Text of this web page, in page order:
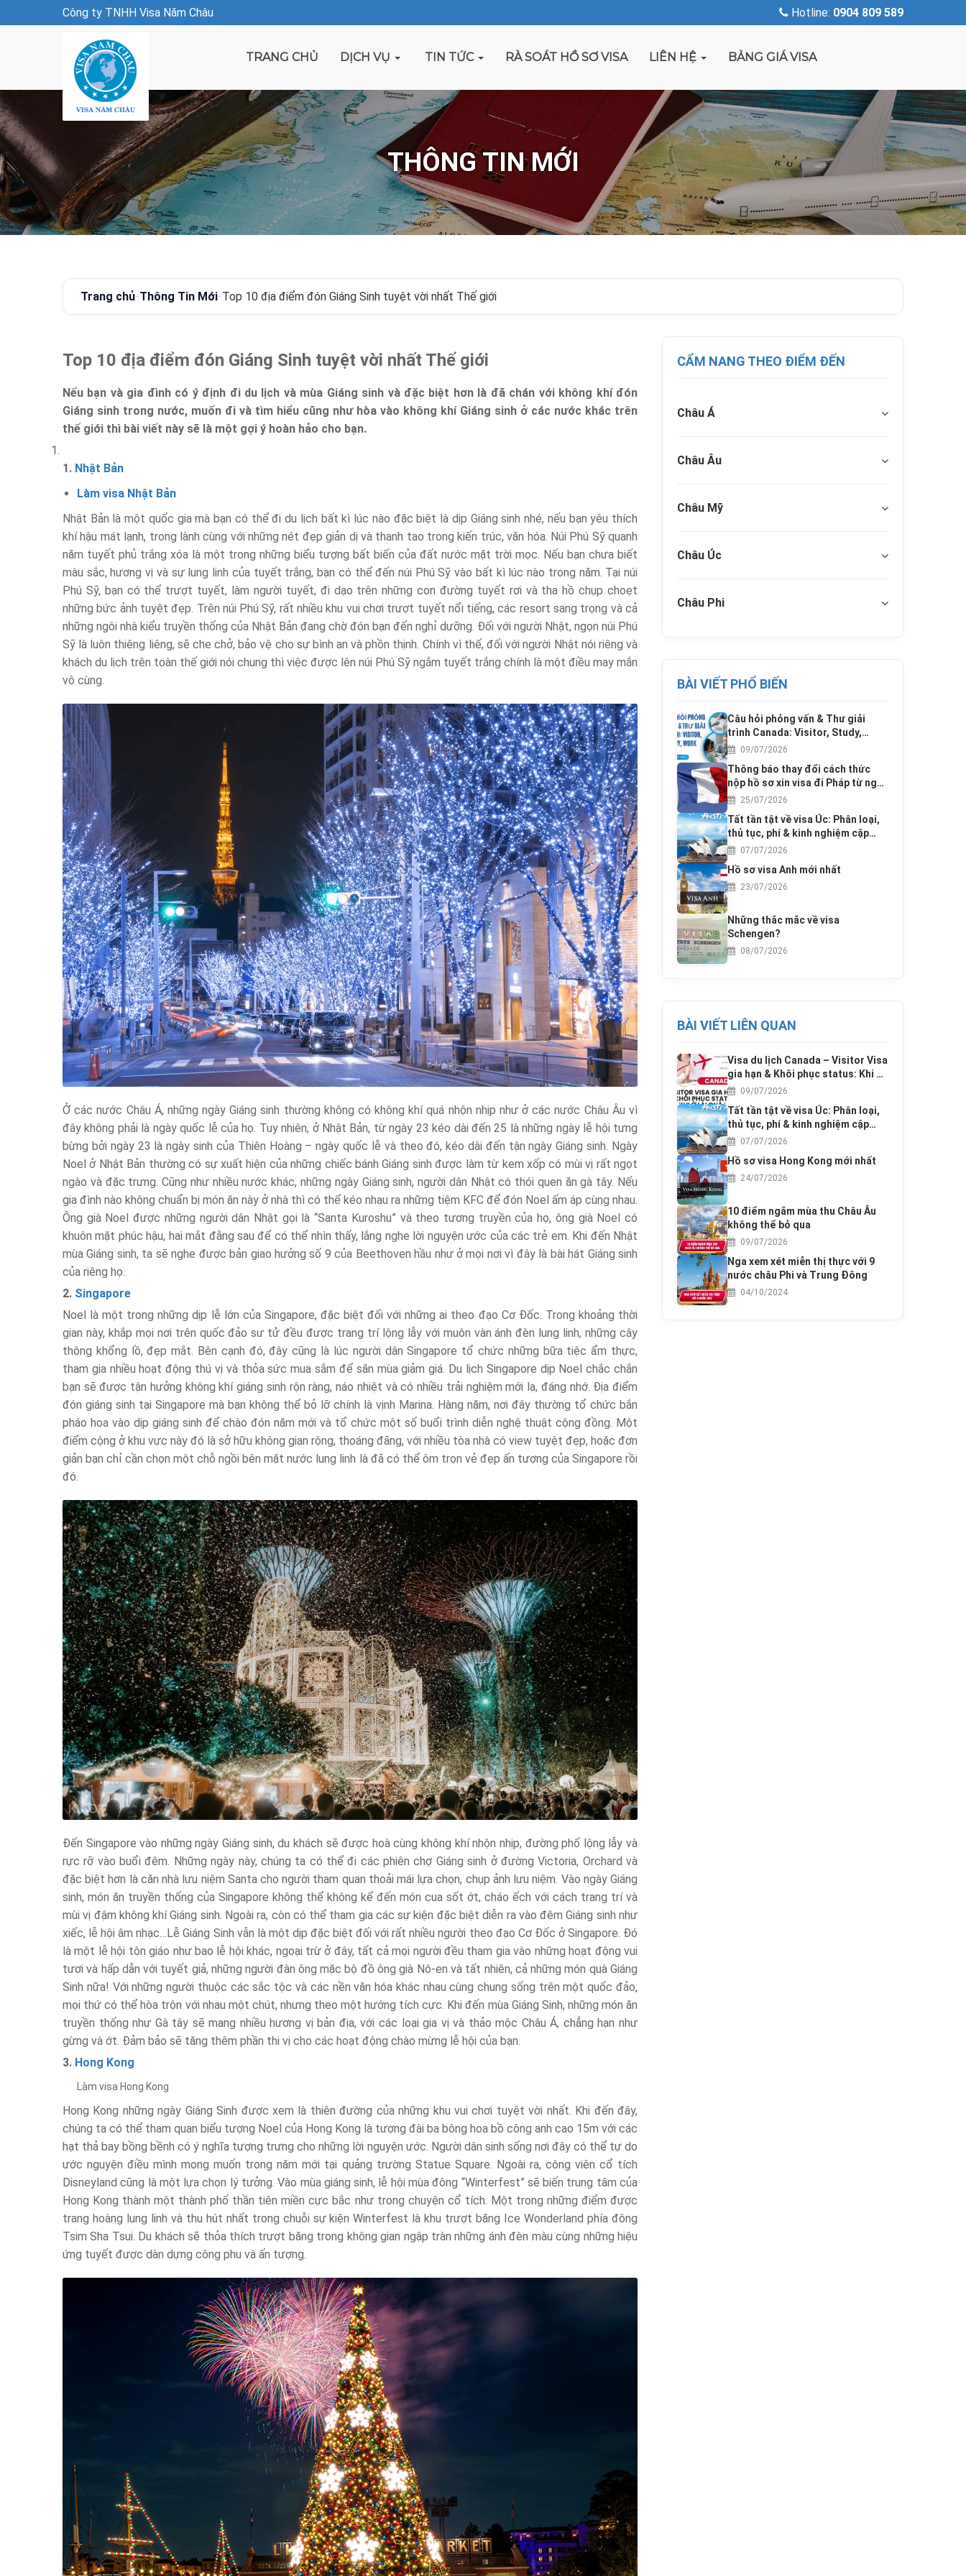
Công ty TNHH Visa Năm Châu Hotline: 0904 809 589
TRANG CHỦ DỊCH VỤ TIN TỨC RÀ SOÁT HỒ SƠ VISA LIÊN HỆ BẢNG GIÁ VISA
THÔNG TIN MỚI
Trang chủ-Thông Tin Mới-Top 10 địa điểm đón Giáng Sinh tuyệt vời nhất Thế giới
Top 10 địa điểm đón Giáng Sinh tuyệt vời nhất Thế giới
Nếu bạn và gia đình có ý định đi du lịch và mùa Giáng sinh và đặc biệt hơn là đã chán với không khí đón
Giáng sinh trong nước, muốn đi và tìm hiểu cũng như hòa vào không khí Giáng sinh ở các nước khác trên
thế giới thì bài viết này sẽ là một gợi ý hoàn hảo cho bạn.
1. Nhật Bản
Làm visa Nhật Bản
Nhật Bản là một quốc gia mà bạn có thể đi du lịch bất kì lúc nào đặc biệt là dịp Giáng sinh nhé, nếu bạn yêu thích
khí hậu mát lạnh, trong lành cùng với những nét đẹp giản dị và thanh tao trong kiến trúc, văn hóa. Núi Phú Sỹ quanh
năm tuyết phủ trắng xóa là một trong những biểu tượng bất biến của đất nước mặt trời mọc. Nếu bạn chưa biết
màu sắc, hương vị và sự lung linh của tuyết trắng, bạn có thể đến núi Phú Sỹ vào bất kì lúc nào trong năm. Tại núi
Phú Sỹ, bạn có thể trượt tuyết, làm người tuyết, đi dạo trên những con đường tuyết rơi và tha hồ chụp choẹt
những bức ảnh tuyệt đẹp. Trên núi Phú Sỹ, rất nhiều khu vui chơi trượt tuyết nổi tiếng, các resort sang trọng và cả
những ngôi nhà kiểu truyền thống của Nhật Bản đang chờ đón bạn đến nghỉ dưỡng. Đối với người Nhật, ngọn núi Phú
Sỹ là luôn thiêng liêng, sẽ che chở, bảo vệ cho sự bình an và phồn thịnh. Chính vì thế, đối với người Nhật nói riêng và
khách du lịch trên toàn thế giới nói chung thì việc được lên núi Phú Sỹ ngắm tuyết trắng chính là một điều may mắn
vô cùng.
Ở các nước Châu Á, những ngày Giáng sinh thường không có không khí quá nhộn nhịp như ở các nước Châu Âu vì
đây không phải là ngày quốc lễ của họ. Tuy nhiên, ở Nhật Bản, từ ngày 23 kéo dài đến 25 là những ngày lễ hội tưng
bừng bởi ngày 23 là ngày sinh của Thiên Hoàng – ngày quốc lễ và theo đó, kéo dài đến tận ngày Giáng sinh. Ngày
Noel ở Nhật Bản thường có sự xuất hiện của những chiếc bánh Giáng sinh được làm từ kem xốp có mùi vị rất ngọt
ngào và đặc trưng. Cũng như nhiều nước khác, những ngày Giáng sinh, người dân Nhật có thói quen ăn gà tây. Nếu
gia đình nào không chuẩn bị món ăn này ở nhà thì có thể kéo nhau ra những tiệm KFC để đón Noel ấm áp cùng nhau.
Ông già Noel được những người dân Nhật gọi là “Santa Kuroshu” và theo tương truyền của họ, ông già Noel có
khuôn mặt phúc hậu, hai mắt đằng sau để có thể nhìn thấy, lắng nghe lời nguyện ước của các trẻ em. Khi đến Nhật
mùa Giáng sinh, ta sẽ nghe được bản giao hưởng số 9 của Beethoven hầu như ở mọi nơi vì đây là bài hát Giáng sinh
của riêng họ.
2. Singapore
Noel là một trong những dịp lễ lớn của Singapore, đặc biệt đối với những ai theo đạo Cơ Đốc. Trong khoảng thời
gian này, khắp mọi nơi trên quốc đảo sư tử đều được trang trí lộng lẫy với muôn vàn ánh đèn lung linh, những cây
thông khổng lồ, đẹp mắt. Bên cạnh đó, đây cũng là lúc người dân Singapore tổ chức những bữa tiệc ẩm thực,
tham gia nhiều hoạt động thú vị và thỏa sức mua sắm để săn mùa giảm giá. Du lịch Singapore dịp Noel chắc chắn
bạn sẽ được tận hưởng không khí giáng sinh rộn ràng, náo nhiệt và có nhiều trải nghiệm mới lạ, đáng nhớ. Địa điểm
đón giáng sinh tại Singapore mà bạn không thể bỏ lỡ chính là vịnh Marina. Hàng năm, nơi đây thường tổ chức bắn
pháo hoa vào dịp giáng sinh để chào đón năm mới và tổ chức một số buổi trình diễn nghệ thuật cộng đồng. Một
điểm cộng ở khu vực này đó là sở hữu không gian rộng, thoáng đãng, với nhiều tòa nhà có view tuyệt đẹp, hoặc đơn
giản bạn chỉ cần chọn một chỗ ngồi bên mặt nước lung linh là đã có thể ôm trọn vẻ đẹp ấn tượng của Singapore rồi
đó.
Đến Singapore vào những ngày Giáng sinh, du khách sẽ được hoà cùng không khí nhộn nhịp, đường phố lộng lẫy và
rực rỡ vào buổi đêm. Những ngày này, chúng ta có thể đi các phiên chợ Giáng sinh ở đường Victoria, Orchard và
đặc biệt hơn là căn nhà lưu niệm Santa cho người tham quan thoải mái lựa chọn, chụp ảnh lưu niệm. Vào ngày Giáng
sinh, món ăn truyền thống của Singapore không thể không kể đến món cua sốt ớt, cháo ếch với cách trang trí và
mùi vị đậm không khí Giáng sinh. Ngoài ra, còn có thể tham gia các sự kiện đặc biệt diễn ra vào đêm Giáng sinh như
xiếc, lễ hội âm nhạc…Lễ Giáng Sinh vẫn là một dịp đặc biệt đối với rất nhiều người theo đạo Cơ Đốc ở Singapore. Đó
là một lễ hội tôn giáo như bao lễ hội khác, ngoại trừ ở đây, tất cả mọi người đều tham gia vào những hoạt động vui
tươi và hấp dẫn với tuyết giả, những người đàn ông mặc bộ đồ ông già Nô-en và tất nhiên, cả những món quà Giáng
Sinh nữa! Với những người thuộc các sắc tộc và các nền văn hóa khác nhau cùng chung sống trên một quốc đảo,
mọi thứ có thể hòa trộn với nhau một chút, nhưng theo một hướng tích cực. Khi đến mùa Giáng Sinh, những món ăn
truyền thống như Gà tây sẽ mang nhiều hương vị bản địa, với các loại gia vị và thảo mộc Châu Á, chẳng hạn như
gừng và ớt. Đảm bảo sẽ tăng thêm phần thi vị cho các hoạt động chào mừng lễ hội của bạn.
3. Hong Kong
Làm visa Hong Kong
Hong Kong những ngày Giáng Sinh được xem là thiên đường của những khu vui chơi tuyệt vời nhất. Khi đến đây,
chúng ta có thể tham quan biểu tượng Noel của Hong Kong là tượng đài ba bông hoa bồ công anh cao 15m với các
hạt thả bay bồng bềnh có ý nghĩa tượng trưng cho những lời nguyện ước. Người dân sinh sống nơi đây có thể tự do
ước nguyện điều mình mong muốn trong năm mới tại quảng trường Statue Square. Ngoài ra, công viên cổ tích
Disneyland cũng là một lựa chọn lý tưởng. Vào mùa giáng sinh, lễ hội mùa đông “Winterfest” sẽ biến trung tâm của
Hong Kong thành một thành phố thần tiên miền cực bắc như trong chuyện cổ tích. Một trong những điểm được
trang hoàng lung linh và thu hút nhất trong chuỗi sự kiện Winterfest là khu trượt băng Ice Wonderland phía đông
Tsim Sha Tsui. Du khách sẽ thỏa thích trượt băng trong không gian ngập tràn những ánh đèn màu cùng những hiệu
ứng tuyết được dàn dựng công phu và ấn tượng.
CẨM NANG THEO ĐIỂM ĐẾN
Châu Á
Châu Âu
Châu Mỹ
Châu Úc
Châu Phi
BÀI VIẾT PHỔ BIẾN
Câu hỏi phỏng vấn & Thư giải
trình Canada: Visitor, Study,
Work09/07/2026
Thông báo thay đổi cách thức
nộp hồ sơ xin visa đi Pháp từ ngày
17/3/2016
25/07/2026
Tất tần tật về visa Úc: Phân loại,
thủ tục, phí & kinh nghiệm cập
nhật 2025
07/07/2026
Hồ sơ visa Anh mới nhất
23/07/2026
Những thắc mắc về visa
Schengen?
08/07/2026
BÀI VIẾT LIÊN QUAN
Visa du lịch Canada – Visitor Visa
gia hạn & Khôi phục status: Khi ở
lại quá hạn
09/07/2026
Tất tần tật về visa Úc: Phân loại,
thủ tục, phí & kinh nghiệm cập
nhật 2025
07/07/2026
Hồ sơ visa Hong Kong mới nhất
24/07/2026
10 điểm ngắm mùa thu Châu Âu
không thể bỏ qua
09/07/2026
Nga xem xét miễn thị thực với 9
nước châu Phi và Trung Đông
04/10/2024